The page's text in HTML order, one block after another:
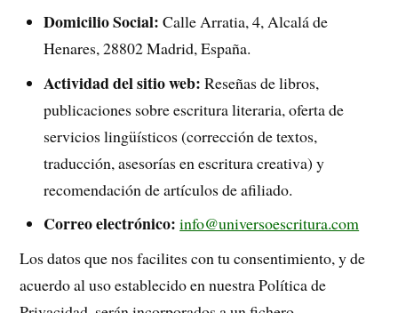
Domicilio Social: Calle Arratia, 4, Alcalá de
Henares, 28802 Madrid, España.
Actividad del sitio web:Reseñas de libros,
publicaciones sobre escritura literaria, oferta de
servicios lingüísticos (corrección de textos,
traducción, asesorías en escritura creativa) y
recomendación de artículos de afiliado.
Correo electrónico:info@universoescritura.com
Los datos que nos facilites con tu consentimiento, y de
acuerdo al uso establecido en nuestra Política de